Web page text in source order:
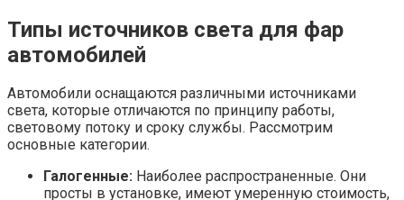
Типы источников света для фар
автомобилей
Автомобили оснащаются различными источниками
света, которые отличаются по принципу работы,
световому потоку и сроку службы. Рассмотрим
основные категории.
Галогенные: Наиболее распространенные. Они
просты в установке, имеют умеренную стоимость,